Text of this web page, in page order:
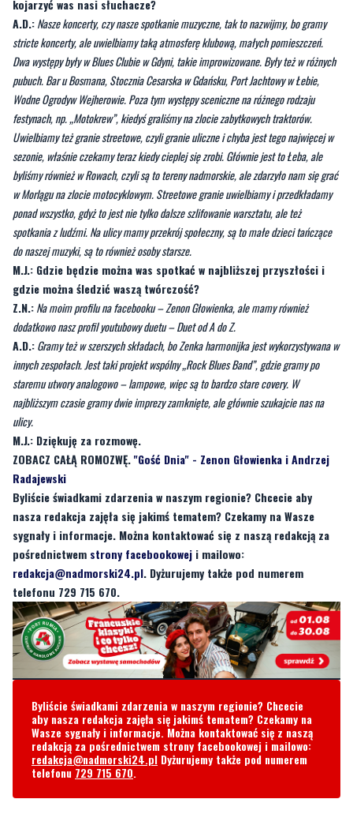
kojarzyć was nasi słuchacze?
A.D.:Nasze koncerty, czy nasze spotkanie muzyczne, tak to nazwijmy, bo gramy
stricte koncerty, ale uwielbiamy taką atmosferę klubową, małych pomieszczeń.
Dwa występy były w Blues Clubie w Gdyni, takie improwizowane. Były też w różnych
pubuch. Bar u Bosmana, Stocznia Cesarska w Gdańsku, Port Jachtowy w Łebie,
Wodne Ogrodyw Wejherowie. Poza tym występy sceniczne na różnego rodzaju
festynach, np. „Motokrew”, kiedyś graliśmy na zlocie zabytkowych traktorów.
Uwielbiamy też granie streetowe, czyli granie uliczne i chyba jest tego najwięcej w
sezonie, właśnie czekamy teraz kiedy cieplej się zrobi. Głównie jest to Łeba, ale
byliśmy również w Rowach, czyli są to tereny nadmorskie, ale zdarzyło nam się grać
w Morlągu na zlocie motocyklowym. Streetowe granie uwielbiamy i przedkładamy
ponad wszystko, gdyż to jest nie tylko dalsze szlifowanie warsztatu, ale też
spotkania z ludźmi. Na ulicy mamy przekrój społeczny, są to małe dzieci tańczące
do naszej muzyki, są to również osoby starsze.
M.J.: Gdzie będzie można was spotkać w najbliższej przyszłości i
gdzie można śledzić waszą twórczość?
Z.N.:Na moim profilu na facebooku – Zenon Głowienka, ale mamy również
dodatkowo nasz profil youtubowy duetu – Duet od A do Z.
A.D.:Gramy też w szerszych składach, bo Zenka harmonijka jest wykorzystywana w
innych zespołach. Jest taki projekt wspólny „Rock Blues Band”, gdzie gramy po
staremu utwory analogowo – lampowe, więc są to bardzo stare covery. W
najbliższym czasie gramy dwie imprezy zamknięte, ale głównie szukajcie nas na
ulicy.
M.J.: Dziękuję za rozmowę.
ZOBACZ CAŁĄ ROMOZWĘ."Gość Dnia" - Zenon Głowienka i Andrzej
Radajewski
Byliście świadkami zdarzenia w naszym regionie? Chcecie aby
nasza redakcja zajęła się jakimś tematem? Czekamy na Wasze
sygnały i informacje. Można kontaktować się z naszą redakcją za
pośrednictwem strony facebookowej i mailowo:
redakcja@nadmorski24.pl. Dyżurujemy także pod numerem
telefonu 729 715 670.
Byliście świadkami zdarzenia w naszym regionie? Chcecie
aby nasza redakcja zajęła się jakimś tematem? Czekamy na
Wasze sygnały i informacje. Można kontaktować się z naszą
redakcją za pośrednictwem strony facebookowej i mailowo:
redakcja@nadmorski24.pl Dyżurujemy także pod numerem
telefonu 729 715 670.